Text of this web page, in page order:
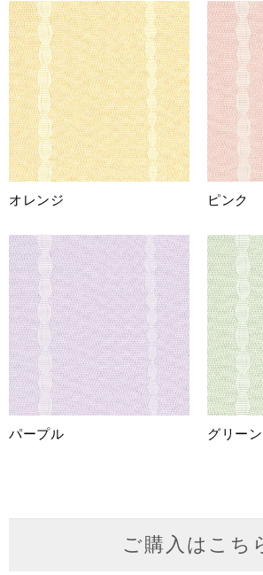
オレンジ ピンク
パープル グリーン
ご購入はこち